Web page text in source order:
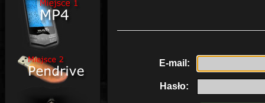
E-mail:
Hasło: